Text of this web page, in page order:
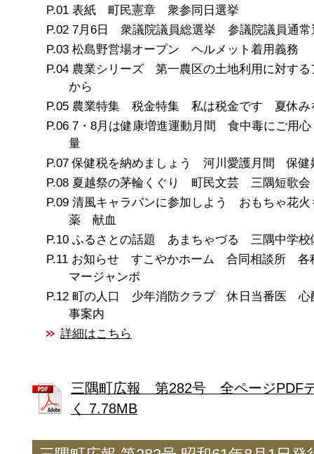
表紙 町民憲章 衆参同日選挙
7月6日 衆議院議員総選挙 参議院議員通常
松島野営場オープン ヘルメット着用義務
農業シリーズ 第一農区の土地利用に対する
から
農業特集 税金特集 私は税金です 夏休み
7・8月は健康増進運動月間 食中毒にご用
量
保健税を納めましょう 河川愛護月間 保健
夏越祭の茅輪くぐり 町民文芸 三隅短歌
清風キャラバンに参加しよう おもちゃ花火
薬 献血
ふるさとの話題 あまちゃづる 三隅中学校
お知らせ すこやかホーム 合同相談所
マージャンボ
町の人口 少年消防クラブ 休日当番医
事案内
詳細はこちら
三隅町広報 第282号 全ページPDF
く 7.78MB